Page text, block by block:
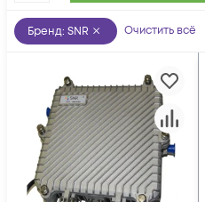
Бренд: SNR Очистить всё